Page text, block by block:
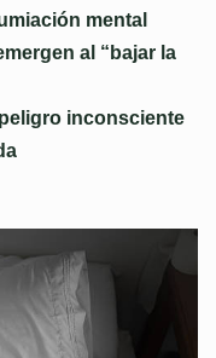
mental
al “bajar la
inconsciente